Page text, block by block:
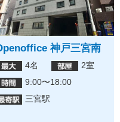
神戸三宮南
4名
2室
9:00〜18:00
三宮駅